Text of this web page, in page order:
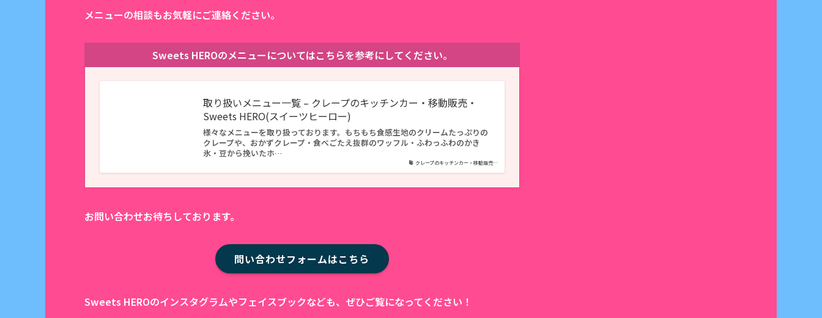
メニューの相談もお気軽にご連絡ください。
Sweets HEROのメニューについてはこちらを参考にしてください。
クレープのキッチンカー・移動販売…
取り扱いメニュー一覧 – クレープのキッチンカー・移動販売・
Sweets HERO(スイーツヒーロー)
様々なメニューを取り扱っております。もちもち食感生地のクリームたっぷりの
クレープや、おかずクレープ・食べごたえ抜群のワッフル・ふわっふわのかき
氷・豆から挽いたホ…
お問い合わせお待ちしております。
問い合わせフォームはこちら
Sweets HEROのインスタグラムやフェイスブックなども、ぜひご覧になってください！